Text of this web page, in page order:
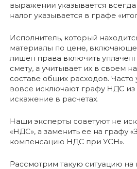
выражении указывается
налог указывается в графе
Исполнитель, который
материалы по цене,
лишен права включить
смету, а учитывает их в своем
составе общих расходов.
вовсе исключают графу НДС из
искажение в расчетах.
Наши эксперты советуют не
«НДС», а заменить ее на графу
компенсацию НДС при УСН».
Рассмотрим такую ситуацию